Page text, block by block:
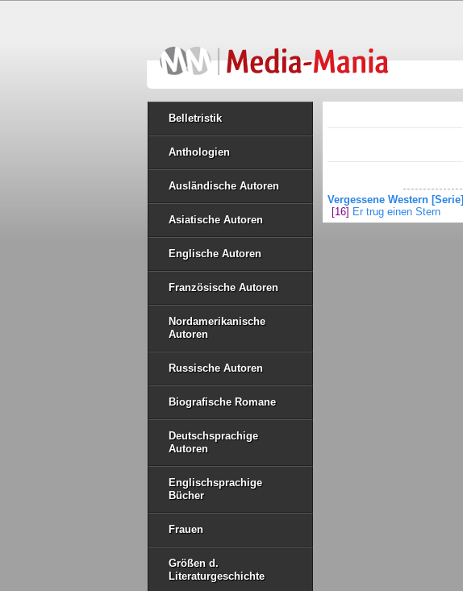
Belletristik
Anthologien
Ausländische Autoren
Asiatische Autoren
Englische Autoren
Französische Autoren
Nordamerikanische
Autoren
Russische Autoren
Biografische Romane
Deutschsprachige
Autoren
Englischsprachige
Bücher
Frauen
Größen d.
Literaturgeschichte
Vergessene Western [Serie]
[16] Er trug einen Stern